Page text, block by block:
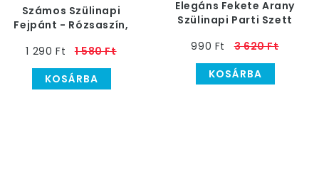
Számos Szülinapi
Fejpánt - Rózsaszín,
1 290 Ft
1 580 Ft
KOSÁRBA
Elegáns Fekete Arany
Szülinapi Parti Szett
990 Ft
3 620 Ft
KOSÁRBA